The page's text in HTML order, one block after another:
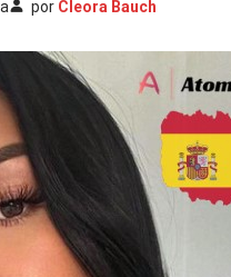
por Cleora Bauch